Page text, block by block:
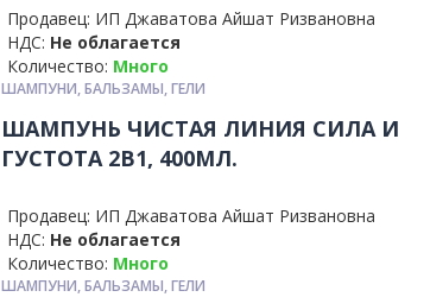
Продавец: ИП Джаватова Айшат Ризвановна
НДС: Не облагается
Количество: Много
ШАМПУНИ, БАЛЬЗАМЫ, ГЕЛИ
ШАМПУНЬ ЧИСТАЯ ЛИНИЯ СИЛА И
ГУСТОТА 2В1, 400МЛ.
Продавец: ИП Джаватова Айшат Ризвановна
НДС: Не облагается
Количество: Много
ШАМПУНИ, БАЛЬЗАМЫ, ГЕЛИ